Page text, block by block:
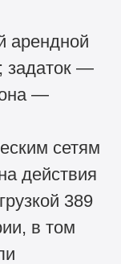
арендной
задаток —
—
сетям
действия
389
в том